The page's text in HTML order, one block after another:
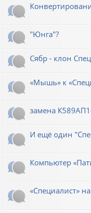
"Юнга"?
Сябр - клон
«Мышь» к
замена
И ещё один
Компьютер
«Специалист» на